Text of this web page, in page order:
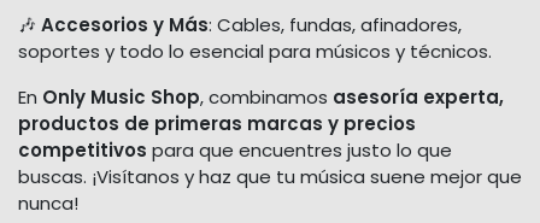
🎶 Accesorios y Más: Cables, fundas, afinadores,
soportes y todo lo esencial para músicos y técnicos.
En Only Music Shop, combinamos asesoría experta,
productos de primeras marcas y precios
competitivos para que encuentres justo lo que
buscas. ¡Visítanos y haz que tu música suene mejor que
nunca!